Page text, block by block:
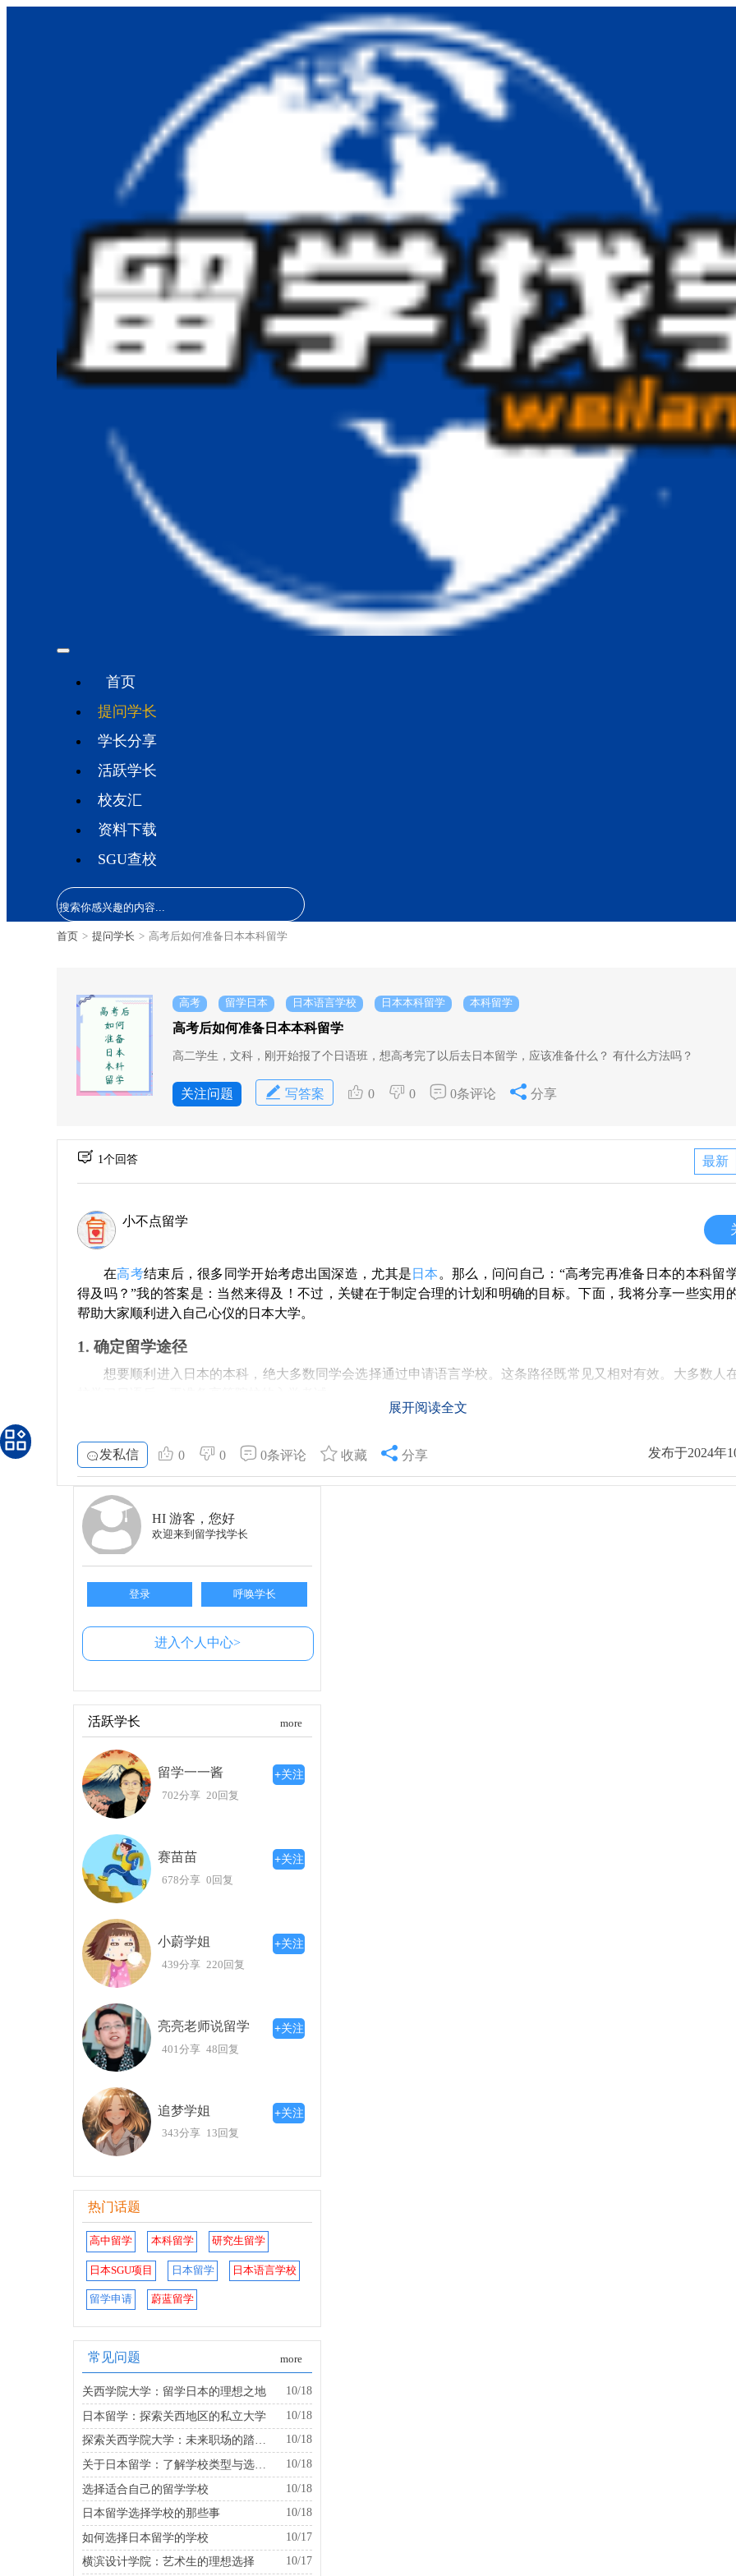
首页
提问学长
学长分享
活跃学长
校友汇
资料下载
SGU查校
首页 > 提问学长 > 高考后如何准备日本本科留学
高考 留学日本 日本语言学校 日本本科留学 本科留学
高考后如何准备日本本科留学
高二学生，文科，刚开始报了个日语班，想高考完了以后去日本留学，应该准备什么？ 有什么方法吗？
关注问题 写答案 0 0 0条评论 分享
1个回答 最新
小不点留学
在高考结束后，很多同学开始考虑出国深造，尤其是 日本 。那么，问问自己：“高考完再准备日本的本科留
得及吗？”我的答案是：当然来得及！不过，关键在于制定合理的计划和明确的目标。下面，我将分享一些实用
帮助大家顺利进入自己心仪的日本大学。
1. 确定留学途径
想要顺利进入日本的本科，绝大多数同学会选择通过申请语言学校。这条路径既常见又相对有效。大多数人
当然，也有一些特殊情况。如果你的高考成绩在一本线以上，英语也不错，能够提供优异的托福成绩，那你
常需要经过日语及EJU考试的双重培训。因此，对于大多数人来说，通过语言学校这是个更省心和靠谱的选择。
2. 合理规划考试时间
如果选择先读语言学校，那么升入日本大学之后，你需要参加EJU（留学生入学考试）。这个考试一年举行
常在6月和11月。要注意，文理科的考内容会有所不同，同学们可以根据自身需求，参加语言学校的辅导课程。
取得好成绩之后，别忘了还需参加各个大学的校内考试。一定要提前查清楚你所申请大学的考试时间和具体要
3. 针对SGU英文项目的规划
如果你选择的路径是申请SGU（特别英语项目），那么在时间规划上要格外注意。你需要提前准备英语考试
福、雅思）及其他标准化考试（如SAT、ACT）。由于这些英文项目竞争激烈，建议力争在托福考试中获得90分
有不少同学会在语言学校就读的同时，适应日本的学习和生活环境，边学习边备考。这种方式对于高中毕业生
往往可以提供更多升学选择，而且相对安全。
4. 多交流，多关注
留学的准备过程不单单是个人的努力，和其他同学多交流，获取更多的经验和建议也是非常有帮助的。关于留
思、托福考研等资讯，大家可以关注相关公众号，保持对最新信息的敏感。
总之，虽然高考后准备去日本留学的时间不算长，但只要你保持积极的态度，制定合理的计划，一切都来得及
我的分享能对你有所帮助，有任何疑问可以随时交流哦！
留学学长
展开阅读全文
发私信 0 0 0条评论 收藏 分享 发布于2024年
HI 游客，您好
欢迎来到留学找学长
登录 呼唤学长
进入个人中心>
活跃学长 more
留学一一酱 +关注
702分享 20回复
赛苗苗 +关注
678分享 0回复
小蔚学姐 +关注
439分享 220回复
亮亮老师说留学 +关注
401分享 48回复
追梦学姐 +关注
343分享 13回复
热门话题
高中留学 本科留学 研究生留学
日本SGU项目 日本留学 日本语言学校
留学申请 蔚蓝留学
常见问题 more
关西学院大学：留学日本的理想之地
10/18
日本留学：探索关西地区的私立大学
10/18
探索关西学院大学：未来职场的踏板是什么？
10/18
10/18
选择适合自己的留学学校
10/18
日本留学选择学校的那些事
10/18
如何选择日本留学的学校
10/17
横滨设计学院：艺术生的理想选择
10/17